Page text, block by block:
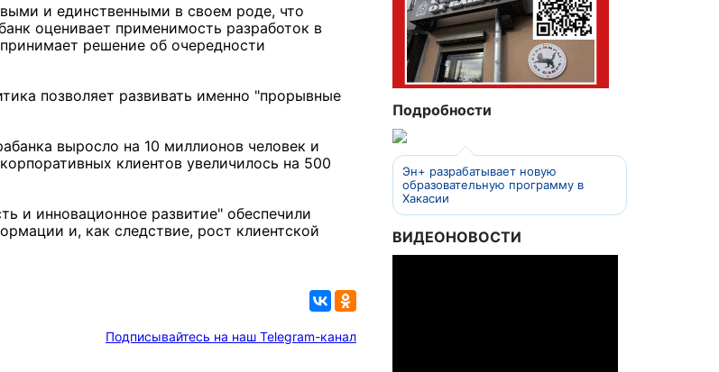
и единственными в своем роде, что
оценивает применимость разработок в
решение об очередности
позволяет развивать именно "прорывные
выросло на 10 миллионов человек и
клиентов увеличилось на 500
и инновационное развитие" обеспечили
и, как следствие, рост клиентской
Подписывайтесь на наш Telegram-канал
Подробности
Эн+ разрабатывает новую
образовательную программу в
Хакасии
ВИДЕОНОВОСТИ